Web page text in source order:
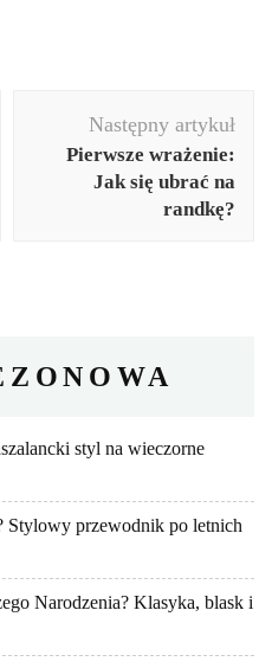
Następny artykuł
Pierwsze wrażenie:
Jak się ubrać na
randkę?
styl na wieczorne
Stylowy przewodnik po letnich
Narodzenia? Klasyka, blask i